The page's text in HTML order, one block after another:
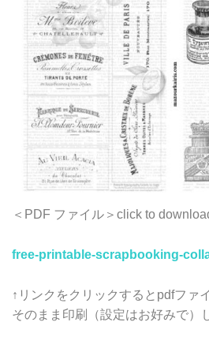
＜PDF ファイル＞click to
free-printable-scrapbooking-
↑リンクをクリックするとpdfファ
そのまま印刷（設定はお好みで）